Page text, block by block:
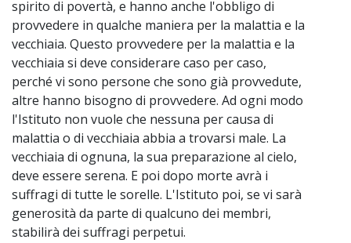
spirito di povertà, e hanno anche l'obbligo di
provvedere in qualche maniera per la malattia e la
vecchiaia. Questo provvedere per la malattia e la
vecchiaia si deve considerare caso per caso,
perché vi sono persone che sono già provvedute,
altre hanno bisogno di provvedere. Ad ogni modo
l'Istituto non vuole che nessuna per causa di
malattia o di vecchiaia abbia a trovarsi male. La
vecchiaia di ognuna, la sua preparazione al cielo,
deve essere serena. E poi dopo morte avrà i
suffragi di tutte le sorelle. L'Istituto poi, se vi sarà
generosità da parte di qualcuno dei membri,
stabilirà dei suffragi perpetui.